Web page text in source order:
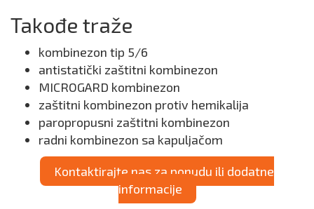
Takođe traže
kombinezon tip 5/6
antistatički zaštitni kombinezon
MICROGARD kombinezon
zaštitni kombinezon protiv hemikalija
paropropusni zaštitni kombinezon
radni kombinezon sa kapuljačom
Kontaktirajte nas za ponudu ili dodatne
informacije